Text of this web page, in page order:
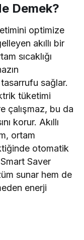
Demek?
optimize
akıllı bir
sıcaklığı
sağlar.
tüketimi
çalışmaz, bu da
korur. Akıllı
ortam
otomatik
Saver
sunar hem de
enerji